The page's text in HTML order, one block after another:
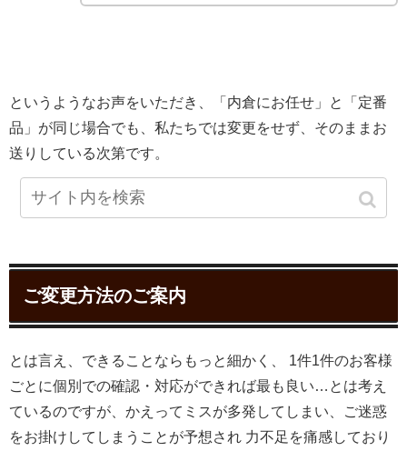
というようなお声をいただき、「内倉にお任せ」と「定番
品」が同じ場合でも、私たちでは変更をせず、そのままお
送りしている次第です。
ご変更方法のご案内
とは言え、できることならもっと細かく、 1件1件のお客様
ごとに個別での確認・対応ができれば最も良い…とは考え
ているのですが、かえってミスが多発してしまい、ご迷惑
をお掛けしてしまうことが予想され 力不足を痛感しており